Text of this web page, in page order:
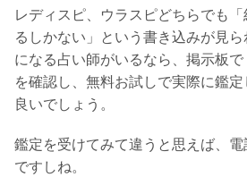
レディスピ、ウラスピどちらでも
るしかない」という書き込みが見
になる占い師がいるなら、掲示板で
を確認し、無料お試しで実際に鑑
良いでしょう。
鑑定を受けてみて違うと思えば、
ですしね。